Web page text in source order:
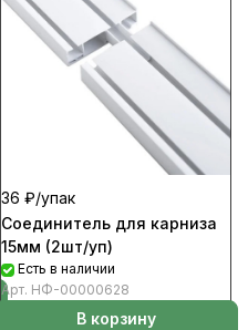
36 ₽/упак
Соединитель для карниза
15мм (2шт/уп)
Есть в наличии
Арт. НФ-00000628
В корзину